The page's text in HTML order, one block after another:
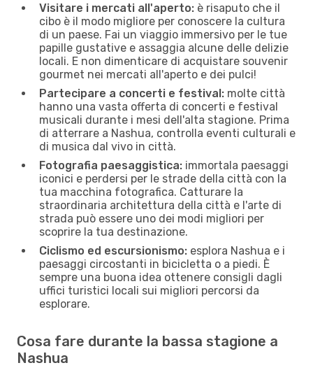
Visitare i mercati all'aperto: è risaputo che il
cibo è il modo migliore per conoscere la cultura
di un paese. Fai un viaggio immersivo per le tue
papille gustative e assaggia alcune delle delizie
locali. E non dimenticare di acquistare souvenir
gourmet nei mercati all'aperto e dei pulci!
Partecipare a concerti e festival: molte città
hanno una vasta offerta di concerti e festival
musicali durante i mesi dell'alta stagione. Prima
di atterrare a Nashua, controlla eventi culturali e
di musica dal vivo in città.
Fotografia paesaggistica: immortala paesaggi
iconici e perdersi per le strade della città con la
tua macchina fotografica. Catturare la
straordinaria architettura della città e l'arte di
strada può essere uno dei modi migliori per
scoprire la tua destinazione.
Ciclismo ed escursionismo: esplora Nashua e i
paesaggi circostanti in bicicletta o a piedi. È
sempre una buona idea ottenere consigli dagli
uffici turistici locali sui migliori percorsi da
esplorare.
Cosa fare durante la bassa stagione a
Nashua